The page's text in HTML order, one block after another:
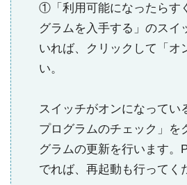
①「利用可能になったらす
グラムを入手する」のスイ
いれば、クリックして「オ
い。
スイッチがオンになって
プログラムのチェック」を
グラムの更新を行います。
でれば、再起動も行ってく